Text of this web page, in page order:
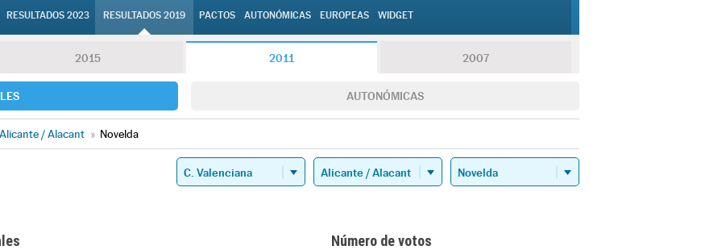
RESULTADOS 2023 RESULTADOS 2019 PACTOS AUTONÓMICAS EUROPEAS WIDGET
2015 2011 2007
AUTONÓMICAS
Alicante / Alacant » Novelda
Número de votos